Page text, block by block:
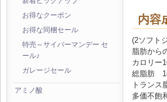
お得なクーポン
お得な同梱セール
特売～サイバーマンデー セ
ール♪
ガレージセール
アミノ酸
内容
(2ソフト
脂肪から
カロリー
総脂肪
トラン
多価不